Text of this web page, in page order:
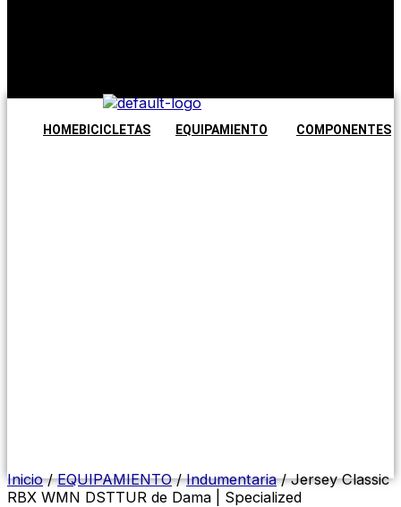
HOMEBICICLETAS EQUIPAMIENTO COMPONENTES
Inicio/EQUIPAMIENTO/Indumentaria/ Jersey Classic
RBX WMN DSTTUR de Dama | Specialized